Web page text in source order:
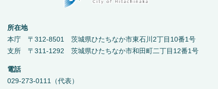
所在地
本庁 〒312-8501 茨城県ひたちなか市東石川2丁目10番1号
支所 〒311-1292 茨城県ひたちなか市和田町二丁目12番1号
電話
029-273-0111（代表）